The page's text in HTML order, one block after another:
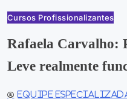
Cursos Profissionalizantes
Rafaela Carvalho:
Leve realmente
Equipe